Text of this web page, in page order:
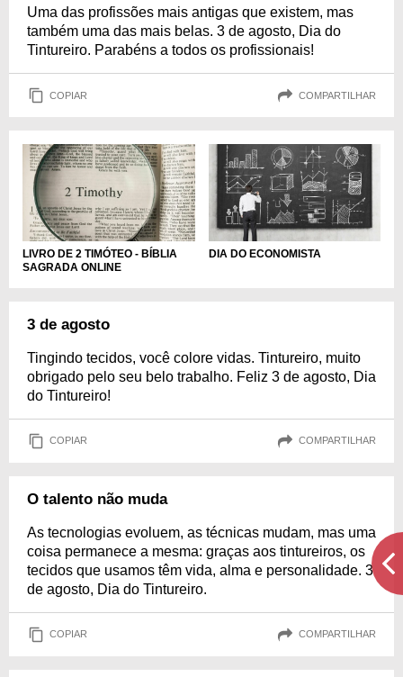
Uma das profissões mais antigas que existem, mas
também uma das mais belas. 3 de agosto, Dia do
Tintureiro. Parabéns a todos os profissionais!
COPIAR COMPARTILHAR
LIVRO DE 2 TIMÓTEO - BÍBLIA
SAGRADA ONLINE
DIA DO ECONOMISTA
3 de agosto
Tingindo tecidos, você colore vidas. Tintureiro, muito
obrigado pelo seu belo trabalho. Feliz 3 de agosto, Dia
do Tintureiro!
COPIAR COMPARTILHAR
O talento não muda
As tecnologias evoluem, as técnicas mudam, mas uma
coisa permanece a mesma: graças aos tintureiros, os
tecidos que usamos têm vida, alma e personalidade. 3
de agosto, Dia do Tintureiro.
COPIAR COMPARTILHAR